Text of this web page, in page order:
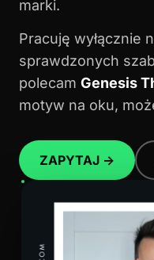
marki.
Pracuję wyłącznie
sprawdzonych
polecam Genesis
motyw na oku,
ZAPYTAJ →